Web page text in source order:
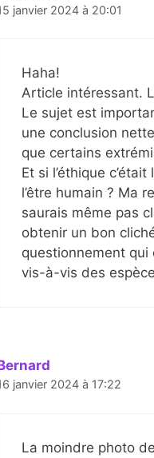
janvier 2024 à 20:01
Haha!
Article intéressant.
Le sujet est
une conclusion
que certains
Et si l’éthique
l’être humain ? Ma
saurais même pas
obtenir un bon
questionnement
vis-à-vis des
janvier 2024 à 17:22
La moindre photo